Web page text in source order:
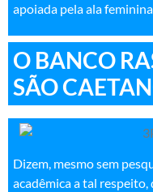
apoiada pela ala
O BANCO
SÃO
Dizem, mesmo sem
acadêmica a tal respeito,